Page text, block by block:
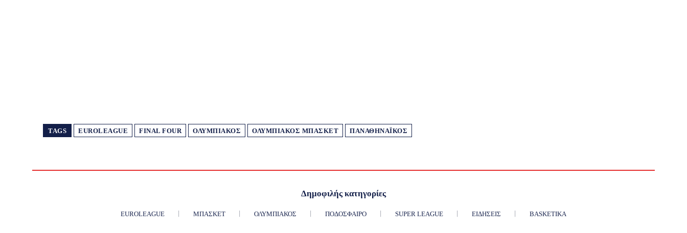
TAGS EUROLEAGUE FINAL FOUR ΟΛΥΜΠΙΑΚΌΣ ΟΛΥΜΠΙΑΚΌΣ ΜΠΆΣΚΕΤ ΠΑΝΑΘΗΝΑΪΚΌΣ
Δημοφιλής κατηγορίες
EUROLEAGUE ΜΠΆΣΚΕΤ ΟΛΥΜΠΙΑΚΌΣ ΠΟΔΌΣΦΑΙΡΟ SUPER LEAGUE ΕΙΔΉΣΕΙΣ BASKETIKA